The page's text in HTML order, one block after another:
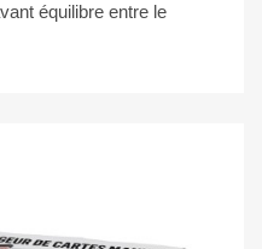
équilibre entre le